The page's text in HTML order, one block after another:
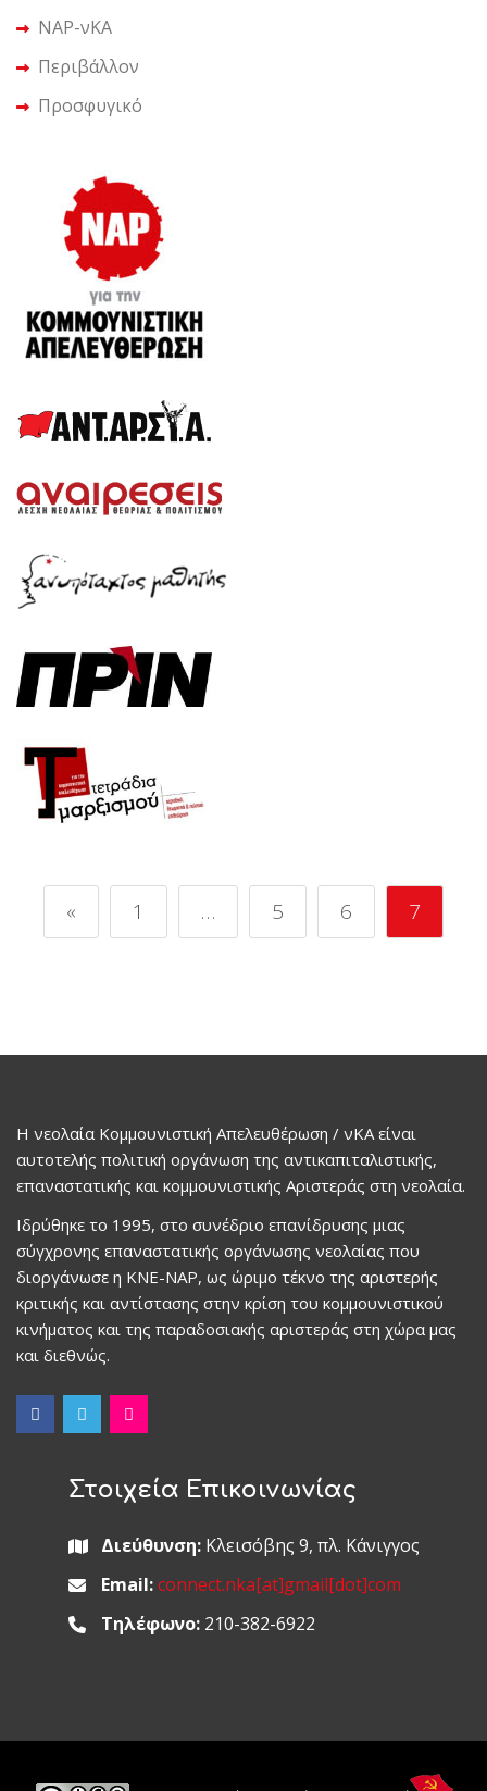
ΝΑΡ-νΚΑ
Περιβάλλον
Προσφυγικό
« 1 … 5 6 7
Η νεολαία Κομμουνιστική Απελευθέρωση / νΚΑ είναι
αυτοτελής πολιτική οργάνωση της αντικαπιταλιστικής,
επαναστατικής και κομμουνιστικής Αριστεράς στη νεολαία.
Ιδρύθηκε το 1995, στο συνέδριο επανίδρυσης μιας
σύγχρονης επαναστατικής οργάνωσης νεολαίας που
διοργάνωσε η ΚΝΕ-ΝΑΡ, ως ώριμο τέκνο της αριστερής
κριτικής και αντίστασης στην κρίση του κομμουνιστικού
κινήματος και της παραδοσιακής αριστεράς στη χώρα μας
και διεθνώς.
Στοιχεία Επικοινωνίας
Διεύθυνση:Κλεισόβης 9, πλ. Κάνιγγος
Email: connect.nka[at]gmail[dot]com
Τηλέφωνο:210-382-6922